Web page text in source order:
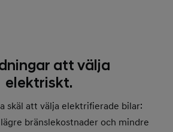
att välja
elektriskt.
skäl att välja elektrifierade bilar:
bränslekostnader och mindre